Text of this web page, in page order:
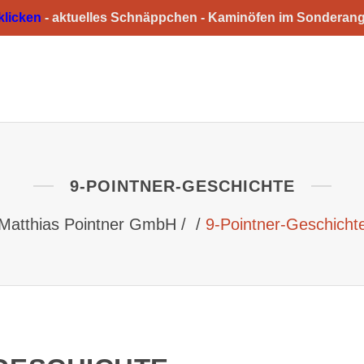
- aktuelles Schnäppchen - Kaminöfen im
9-POINTNER-GESCHICHTE
Pointner GmbH / / 9-Pointner-